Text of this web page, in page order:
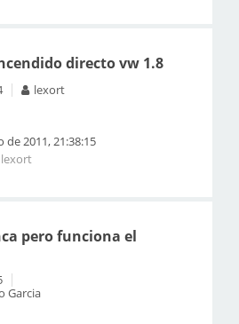
directo vw 1.8
lexort
de 2011, 21:38:15
lexort
pero funciona el
Garcia